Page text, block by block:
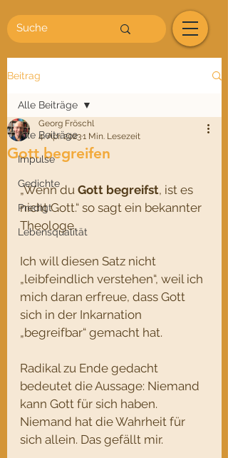
Beitrag
Alle Beiträge
Impulse
Gedichte
Predigt
Lebensqualität
Alle Beiträge
Gott begreifen
Georg Fröschl
4. Apr. 20231 Min. Lesezeit
„Wenn du Gott begreifst, ist es
nicht Gott.“ so sagt ein bekannter
Theologe.
Ich will diesen Satz nicht
„leibfeindlich verstehen“, weil ich
mich daran erfreue, dass Gott
sich in der Inkarnation
„begreifbar“ gemacht hat.
Radikal zu Ende gedacht
bedeutet die Aussage: Niemand
kann Gott für sich haben.
Niemand hat die Wahrheit für
sich allein. Das gefällt mir.